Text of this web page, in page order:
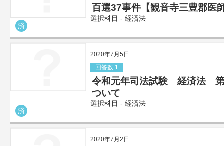
百選37事件【観音寺三豊郡医
選択科目 - 経済法
済
2020年7月5日
回答数:1
令和元年司法試験 経済法 第
ついて
選択科目 - 経済法
済
2020年7月2日